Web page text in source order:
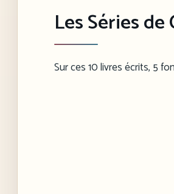
Les Séries de
Sur ces 10 livres écrits, 5